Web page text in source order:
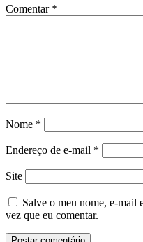
Comentar *
Nome *
Endereço de e-mail *
Site
Salve o meu nome, e-mail
vez que eu comentar.